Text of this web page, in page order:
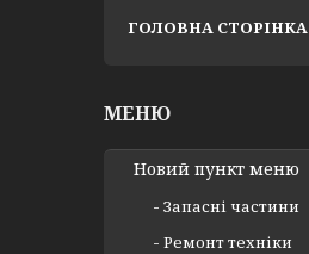
ГОЛОВНА СТОРІНКА
Новий пункт меню
Запасні частини
Ремонт техніки